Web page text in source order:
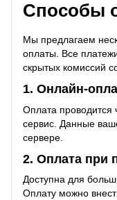
Способы
Мы предлагаем
оплаты. Все
скрытых комиссий
1. Онлайн-
Оплата
сервис. Данные
сервере.
2. Оплата при
Доступна для
Оплату можно